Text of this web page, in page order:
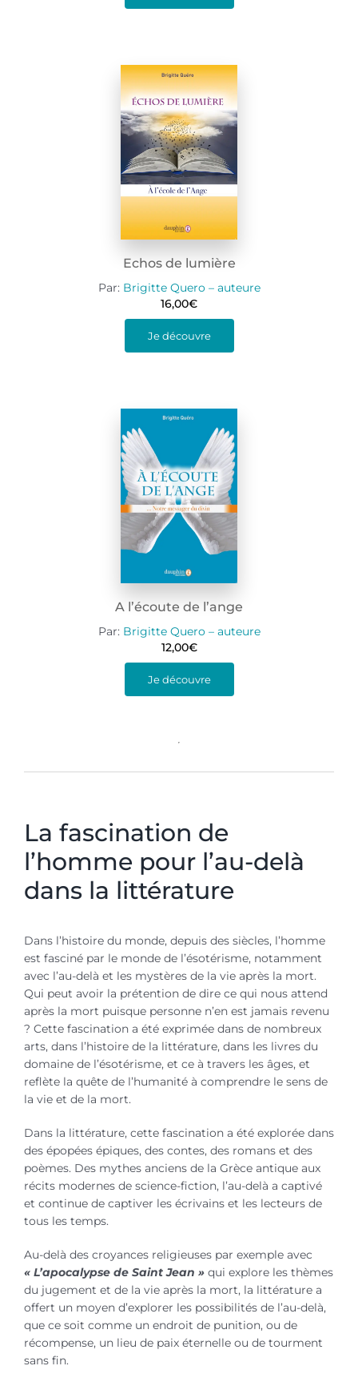
Echos de lumière
Par: Brigitte Quero – auteure
16,00€
Je découvre
A l’écoute de l’ange
Par: Brigitte Quero – auteure
12,00€
Je découvre
La fascination de
l’homme pour l’au-delà
dans la littérature
Dans l’histoire du monde, depuis des siècles, l’homme
est fasciné par le monde de l’ésotérisme, notamment
avec l’au-delà et les mystères de la vie après la mort.
Qui peut avoir la prétention de dire ce qui nous attend
après la mort puisque personne n’en est jamais revenu
? Cette fascination a été exprimée dans de nombreux
arts, dans l’histoire de la littérature, dans les livres du
domaine de l’ésotérisme, et ce à travers les âges, et
reflète la quête de l’humanité à comprendre le sens de
la vie et de la mort.
Dans la littérature, cette fascination a été explorée dans
des épopées épiques, des contes, des romans et des
poèmes. Des mythes anciens de la Grèce antique aux
récits modernes de science-fiction, l’au-delà a captivé
et continue de captiver les écrivains et les lecteurs de
tous les temps.
Au-delà des croyances religieuses par exemple avec
« L’apocalypse de Saint Jean » qui explore les thèmes
du jugement et de la vie après la mort, la littérature a
offert un moyen d’explorer les possibilités de l’au-delà,
que ce soit comme un endroit de punition, ou de
récompense, un lieu de paix éternelle ou de tourment
sans fin.